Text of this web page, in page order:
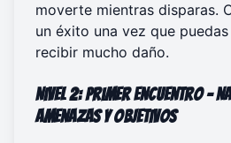
moverte mientras disparas.
un éxito una vez que
recibir mucho daño.
Nivel 2: Primer encuentro –
amenazas y objetivos